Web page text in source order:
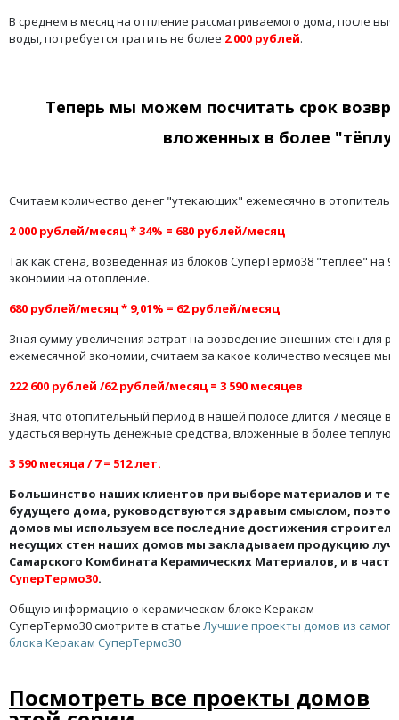
В среднем в месяц на отпление рассматриваемого дома, после
воды, потребуется тратить не более 2 000 рублей.
Теперь мы можем посчитать срок
вложенных в более
Считаем количество денег "утекающих" ежемесячно в
2 000 рублей/месяц * 34% = 680 рублей/месяц
Так как стена, возведённая из блоков СуперТермо38 "теплее" на
экономии на отопление.
680 рублей/месяц* 9,01% = 62 рублей/месяц
Зная сумму увеличения затрат на возведение внешних стен для
ежемесячной экономии, считаем за какое количество месяцев
222 600 рублей /62 рублей/месяц = 3 590 месяцев
Зная, что отопительный период в нашей полосе длится 7 месяце в
удасться вернуть денежные средства, вложенные в более тёплую
3 590 месяца / 7 = 512 лет.
Большинство наших клиентов при выборе материалов и
будущего дома, руководствуются здравым смыслом,
домов мы используем все последние достижения
несущих стен наших домов мы закладываем продукцию
Самарского Комбината Керамических Материалов, и в
СуперТермо30.
Общую информацию о керамическом блоке Керакам
СуперТермо30 смотрите в статье Лучшие проекты домов из
блока Керакам СуперТермо30
Посмотреть все проекты домов